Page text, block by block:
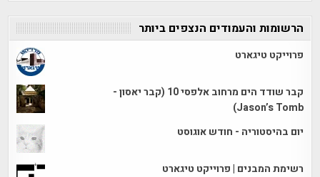
הרשומות והעמודים הנצפים ביותר
פרוייקט טיגארט
קבר שודד הים מרחוב אלפסי 10 (קבר יאסון -
Jason’s Tomb)
יום בהיסטוריה - חודש אוגוסט
רשימת המבנים | פרוייקט טיגארט